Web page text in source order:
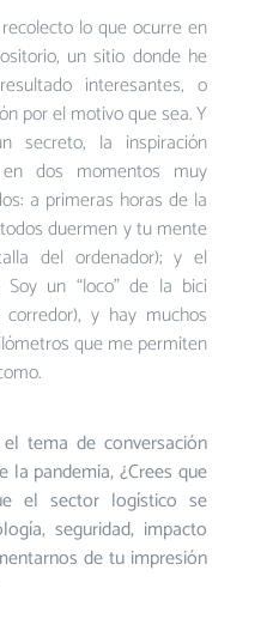
lo que ocurre en
un sitio donde he
interesantes, o
por el motivo que sea. Y
secreto, la inspiración
dos momentos muy
a primeras horas de la
duermen y tu mente
del ordenador); y el
un “loco” de la bici
y hay muchos
que me permiten
tema de conversación
la pandemia, ¿Crees que
el sector logístico se
seguridad, impacto
de tu impresión